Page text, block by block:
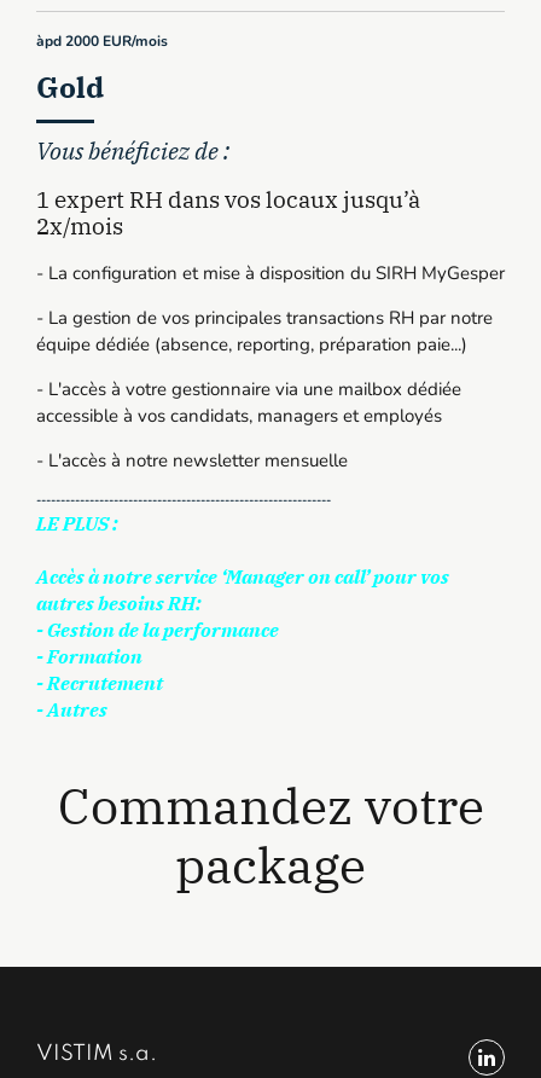
àpd 2000 EUR/mois
Gold
Vous bénéficiez de :
1 expert RH dans vos locaux jusqu’à
2x/mois
- La configuration et mise à disposition du SIRH MyGesper
- La gestion de vos principales transactions RH par notre
équipe dédiée (absence, reporting, préparation paie...)
- L'accès à votre gestionnaire via une mailbox dédiée
accessible à vos candidats, managers et employés
- L'accès à notre newsletter mensuelle
-------------------------------------------------------------
LE PLUS :
Accès à notre service ‘Manager on call’ pour vos
autres besoins RH:
- Gestion de la performance
- Formation
- Recrutement
- Autres
Commandez votre
package
VISTIM s.a.